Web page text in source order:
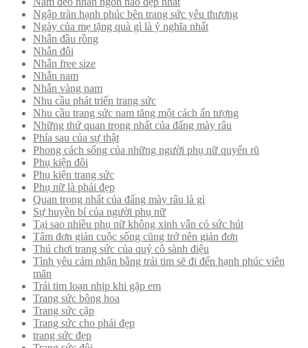
Ngập tràn hạnh phúc bên trang sức yêu thương
Ngày của mẹ tặng quà gì là ý nghĩa nhất
Nhẫn đầu rồng
Nhẫn đôi
Nhẫn free size
Nhẫn nam
Nhẫn vàng nam
Nhu cầu phát triển trang sức
Nhu cầu trang sức nam tăng một cách ấn tượng
Những thứ quan trọng nhất của đấng mày râu
Phía sau của sự thật
Phong cách sống của những người phụ nữ quyến rũ
Phụ kiện đôi
Phụ kiện trang sức
Phụ nữ là phải đẹp
Quan trọng nhất của đấng mày râu là gì
Sự huyền bí của người phụ nữ
Tại sao nhiều phụ nữ không xinh vẫn có sức hút
Tâm đơn giản cuộc sống cũng trở nên giản đơn
Thú chơi trang sức của quý cô sành điệu
Tình yêu cảm nhận bằng trái tim sẽ đi đến hạnh phúc viên
mãn
Trái tim loạn nhịp khi gặp em
Trang sức bông hoa
Trang sức cặp
Trang sức cho phái đẹp
trang sức đẹp